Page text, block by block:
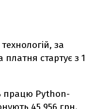
за
платня стартує з 1
працю Python-